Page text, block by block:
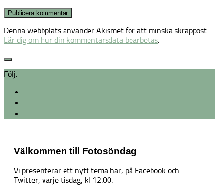
Denna webbplats använder Akismet för att minska skräppost.
Lär dig om hur din kommentarsdata bearbetas.
Följ:
Välkommen till Fotosöndag
Vi presenterar ett nytt tema här, på Facebook och
Twitter, varje tisdag, kl 12:00.